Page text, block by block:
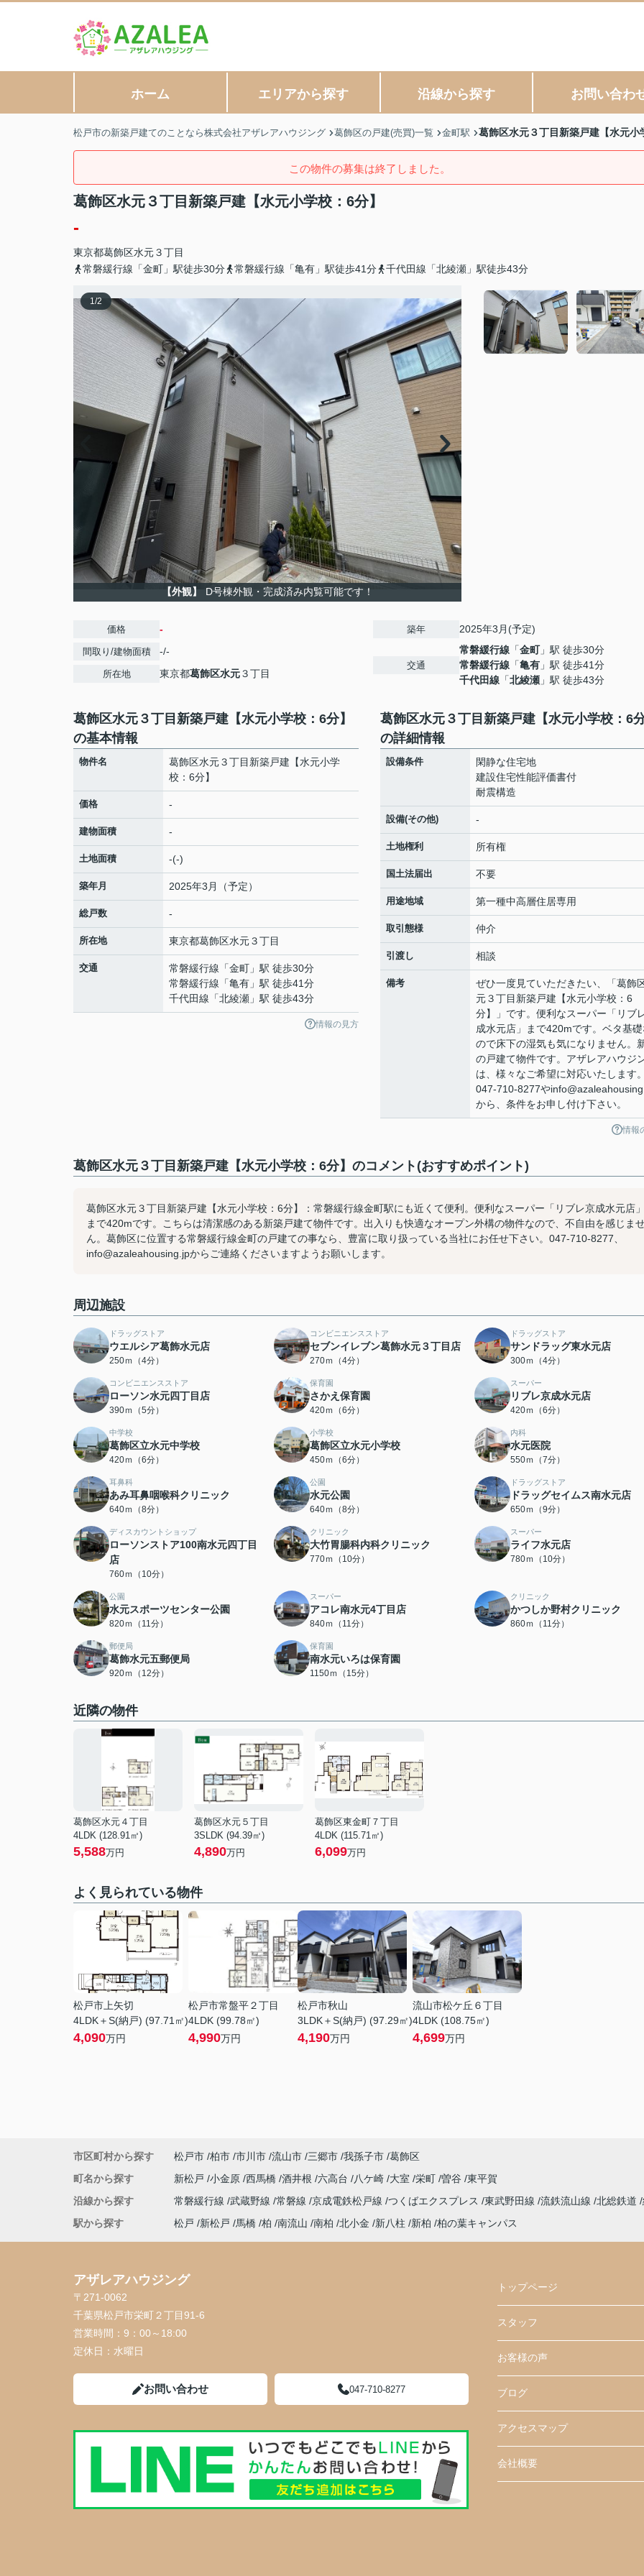
ホーム エリアから探す 沿線から探す お問い合わ
松戸市の新築戸建てのことなら株式会社アザレアハウジング 葛飾区の戸建(売買)一覧 金町駅 葛飾区水元３丁目新築戸建【水元小
この物件の募集は終了しました。
葛飾区水元３丁目新築戸建【水元小学校：6分】
-
東京都葛飾区水元３丁目
常磐緩行線「金町」駅徒歩30分
常磐緩行線「亀有」駅徒歩41分 千代田線「北綾瀬」駅徒歩43分
1/2
【外観】 D号棟外観・完成済み内覧可能です！
価格 -
間取り/建物面積 -/-
所在地 東京都葛飾区水元３丁目
築年 2025年3月(予定)
交通
常磐緩行線 「金町」駅 徒歩30分
常磐緩行線 「亀有 」駅 徒歩41分
千代田線 「北綾瀬 」駅 徒歩43分
葛飾区水元３丁目新築戸建【水元小学校：6分】
の基本情報
物件名
葛飾区水元３丁目新築戸建【水元小学
校：6分】
価格 -
建物面積 -
土地面積 -(-)
築年月 2025年3月（予定）
総戸数 -
所在地 東京都葛飾区水元３丁目
交通 常磐緩行線 「金町 」駅 徒歩30分
常磐緩行線 「亀有 」駅 徒歩41分
千代田線 「北綾瀬 」駅 徒歩43分
情報の見方
葛飾区水元３丁目新築戸建【水元小学校：6
の詳細情報
設備条件
閑静な住宅地
建設住宅性能評価書付
耐震構造
設備(その他) -
土地権利 所有権
国土法届出 不要
用途地域 第一種中高層住居専用
取引態様 仲介
引渡し 相談
備考
ぜひ一度見ていただきたい、「葛飾
元３丁目新築戸建【水元小学校：6
分】」です。便利なスーパー「リブ
成水元店」まで420mです。ベタ基
ので床下の湿気も気になりません。
の戸建て物件です。アザレアハウジ
は、様々なご希望に対応いたします
047-710-8277や
から、条件をお申し付け下さい。
情報
葛飾区水元３丁目新築戸建【水元小学校：6分】のコメント(おすすめポイント)
葛飾区水元３丁目新築戸建【水元小学校：6分】：常磐緩行線金町駅にも近くて便利。便利なスーパー「リブレ京成水元店
まで420mです。こちらは清潔感のある新築戸建て物件です。出入りも快適なオープン外構の物件なので、不自由を感じま
ん。葛飾区に位置する常磐緩行線金町の戸建ての事なら、豊富に取り扱っている当社にお任せ下さい。047-710-8277、
info@azaleahousing.jpからご連絡くださいますようお願いします。
周辺施設
ドラッグストア
ウエルシア葛飾水元店
250ｍ（4分）
コンビニエンスストア
セブンイレブン葛飾水元３丁目店
270ｍ（4分）
ドラッグストア
サンドラッグ東水元店
300ｍ（4分）
コンビニエンスストア
ローソン水元四丁目店
390ｍ（5分）
保育園
さかえ保育園
420ｍ（6分）
スーパー
リブレ京成水元店
420ｍ（6分）
中学校
葛飾区立水元中学校
420ｍ（6分）
小学校
葛飾区立水元小学校
450ｍ（6分）
内科
水元医院
550ｍ（7分）
耳鼻科
あみ耳鼻咽喉科クリニック
640ｍ（8分）
公園
水元公園
640ｍ（8分）
ドラッグストア
ドラッグセイムス南水元店
650ｍ（9分）
ディスカウントショップ
ローソンストア100南水元四丁目
店
760ｍ（10分）
クリニック
大竹胃腸科内科クリニック
770ｍ（10分）
スーパー
ライフ水元店
780ｍ（10分）
公園
水元スポーツセンター公園
820ｍ（11分）
スーパー
アコレ南水元4丁目店
840ｍ（11分）
クリニック
かつしか野村クリニック
860ｍ（11分）
郵便局
葛飾水元五郵便局
920ｍ（12分）
保育園
南水元いろは保育園
1150ｍ（15分）
近隣の物件
葛飾区水元４丁目
4LDK (128.91㎡)
5,588万円
葛飾区水元５丁目
3SLDK (94.39㎡)
4,890万円
葛飾区東金町７丁目
4LDK (115.71㎡)
6,099万円
よく見られている物件
松戸市上矢切
4LDK＋S(納戸) (97.71㎡)
4,090万円
松戸市常盤平２丁目
4LDK (99.78㎡)
4,990万円
松戸市秋山
3LDK＋S(納戸) (97.29㎡)
4,190万円
流山市松ケ丘６丁目
4LDK (108.75㎡)
4,699万円
市区町村から探す 松戸市 柏市 市川市 流山市 三郷市 我孫子市 葛飾区
町名から探す
新松戸 小金原 西馬橋 酒井根 六高台 八ケ崎 大室 栄町 曽谷 東平賀
沿線から探す
常磐緩行線 武蔵野線 常磐線 京成電鉄松戸線 つくばエクスプレス 東武野田線 流鉄流山線 北総鉄道
駅から探す
松戸 新松戸 馬橋 柏 南流山 南柏 北小金 新八柱 新柏 柏の葉キャンパス
アザレアハウジング
〒271-0062
千葉県松戸市栄町２丁目91-6
営業時間： 9：00～18:00
定休日： 水曜日
お問い合わせ 047-710-8277
トップページ
スタッフ
お客様の声
ブログ
アクセスマップ
会社概要